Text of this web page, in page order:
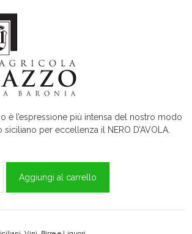
è l’espressione più intensa del nostro modo
per eccellenza il NERO D’AVOLA.
Aggiungi al carrello